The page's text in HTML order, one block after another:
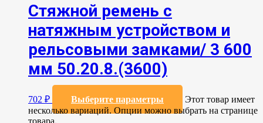
Стяжной ремень с
натяжным устройством и
рельсовыми замками/ 3 600
мм 50.20.8.(3600)
702 ₽ Выберите параметры
Этот товар имеет
несколько вариаций. Опции можно выбрать на странице
товара.